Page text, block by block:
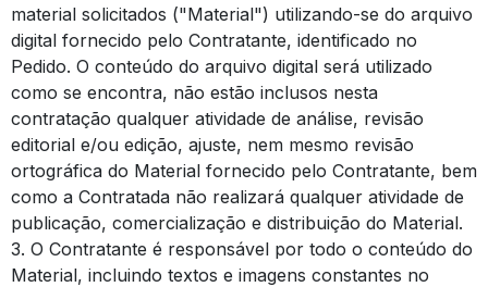
material solicitados ("Material") utilizando-se do arquivo
digital fornecido pelo Contratante, identificado no
Pedido. O conteúdo do arquivo digital será utilizado
como se encontra, não estão inclusos nesta
contratação qualquer atividade de análise, revisão
editorial e/ou edição, ajuste, nem mesmo revisão
ortográfica do Material fornecido pelo Contratante, bem
como a Contratada não realizará qualquer atividade de
publicação, comercialização e distribuição do Material.
3. O Contratante é responsável por todo o conteúdo do
Material, incluindo textos e imagens constantes no